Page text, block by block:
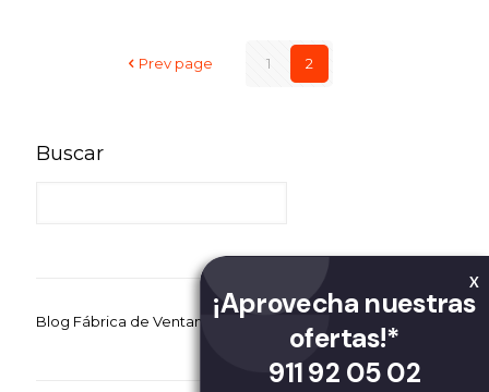
Prev page 1 2
Buscar
Blog Fábrica de Ventanas
¡Aprovecha nuestras
ofertas!*
911 92 05 02
X